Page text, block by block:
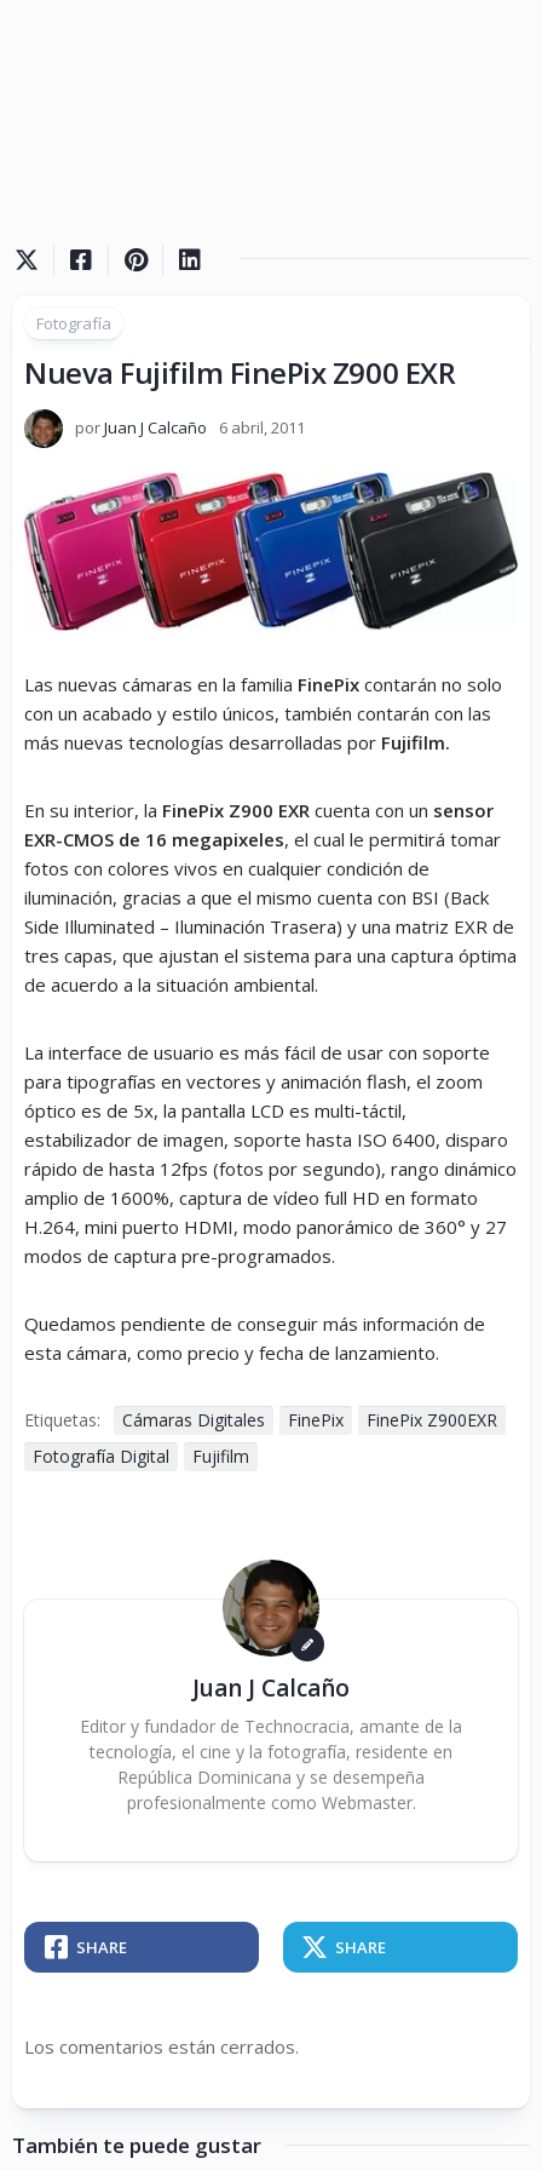
Fotografía
Nueva Fujifilm FinePix Z900 EXR
porJuan J Calcaño 6 abril, 2011
Las nuevas cámaras en la familia FinePix contarán no solo
con un acabado y estilo únicos, también contarán con las
más nuevas tecnologías desarrolladas por Fujifilm.
En su interior, la FinePix Z900 EXR cuenta con un sensor
EXR-CMOS de 16 megapixeles, el cual le permitirá tomar
fotos con colores vivos en cualquier condición de
iluminación, gracias a que el mismo cuenta con BSI (Back
Side Illuminated – Iluminación Trasera) y una matriz EXR de
tres capas, que ajustan el sistema para una captura óptima
de acuerdo a la situación ambiental.
La interface de usuario es más fácil de usar con soporte
para tipografías en vectores y animación flash, el zoom
óptico es de 5x, la pantalla LCD es multi-táctil,
estabilizador de imagen, soporte hasta ISO 6400, disparo
rápido de hasta 12fps (fotos por segundo), rango dinámico
amplio de 1600%, captura de vídeo full HD en formato
H.264, mini puerto HDMI, modo panorámico de 360° y 27
modos de captura pre-programados.
Quedamos pendiente de conseguir más información de
esta cámara, como precio y fecha de lanzamiento.
Etiquetas: Cámaras Digitales FinePix
FinePix Z900EXR
Fotografía Digital
Fujifilm
Juan J Calcaño
Editor y fundador de Technocracia, amante de la
tecnología, el cine y la fotografía, residente en
República Dominicana y se desempeña
profesionalmente como Webmaster.
SHARE SHARE
Los comentarios están cerrados.
También te puede gustar